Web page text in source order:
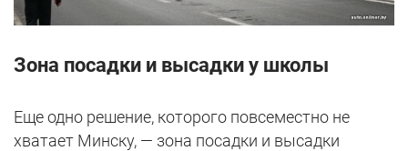
Зона посадки и высадки у школы
Еще одно решение, которого повсеместно не
хватает Минску, — зона посадки и высадки